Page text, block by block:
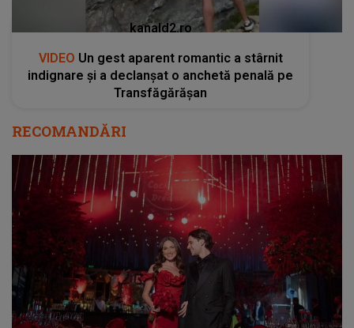
kanald2.ro
VIDEO Un gest aparent romantic a stârnit
indignare și a declanșat o anchetă penală pe
Transfăgărășan
RECOMANDĂRI